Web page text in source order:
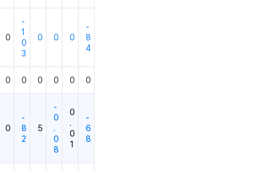
0
-
1
0
3
0 0 0
-
8
4
0 0 0 0 0 0
0
-
8
2
5
-
0
.
0
8
0
.
0
1
-
6
8